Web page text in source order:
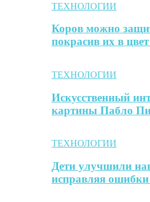
ТЕХНОЛОГИИ
Коров можно
покрасив их в
ТЕХНОЛОГИИ
Искусственный
картины Пабло
ТЕХНОЛОГИИ
Дети улучшили
исправляя ошибки